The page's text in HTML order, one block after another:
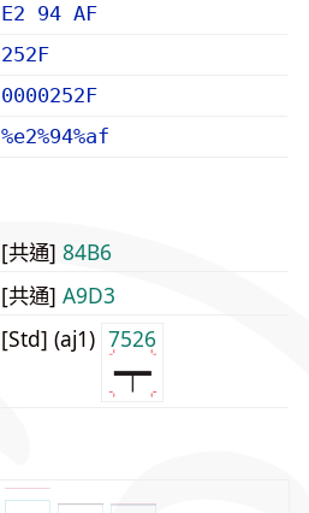
E2 94 AF
252F
0000252F
%e2%94%af
[共通] 84B6
[共通] A9D3
[Std] (aj1) 7526